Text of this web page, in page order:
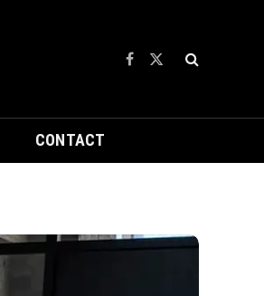
Facebook
X
CONTACT